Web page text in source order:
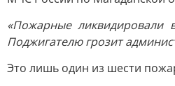
«Пожарные ликвидировали
Поджигателю грозит
Это лишь один из шести